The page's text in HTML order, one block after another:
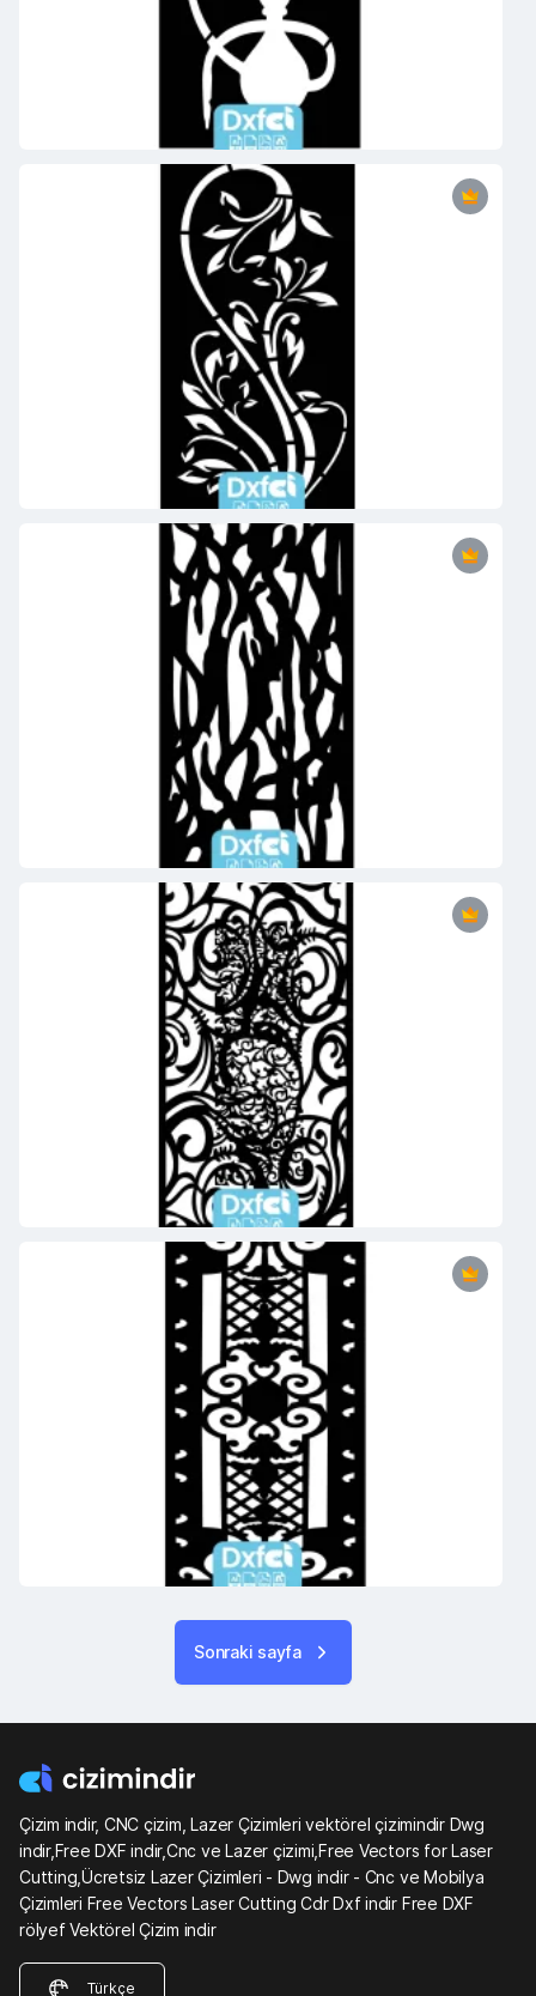
Sonraki sayfa
Çizim indir, CNC çizim, Lazer Çizimleri vektörel çizimindir Dwg
indir,Free DXF indir,Cnc ve Lazer çizimi,Free Vectors for Laser
Cutting,Ücretsiz Lazer Çizimleri - Dwg indir - Cnc ve Mobilya
Çizimleri Free Vectors Laser Cutting Cdr Dxf indir Free DXF
rölyef Vektörel Çizim indir
Türkçe